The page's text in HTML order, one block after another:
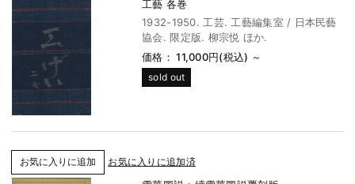
工藝 各巻
1932-1950. 工芸. 工藝編集室 / 日本民藝
協会. 限定版. 柳宗悦 ほか.
価格： 11,000円(税込) ～
sold out
お気に入りに追加済